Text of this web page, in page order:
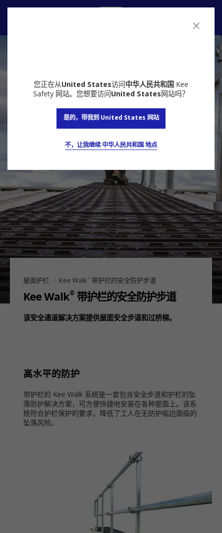
您正在从United States访问中华人民共和国 Kee
Safety 网站。您想要访问United States网站吗？
是的，带我到 United States 网站
不，让我继续 中华人民共和国 地点
屋面护栏 Kee Walk ® 带护栏的安全防护步道
Kee Walk®带护栏的安全防护步道
该安全通道解决方案提供屋面安全步道和过桥梯。
高水平的防护
带护栏的 Kee Walk 系统是一套包含安全步道和护栏的坠
落防护解决方案，可方便快捷地安装在各种屋面上。该系
统符合护栏保护的要求，降低了工人在无防护临边面临的
坠落风险。